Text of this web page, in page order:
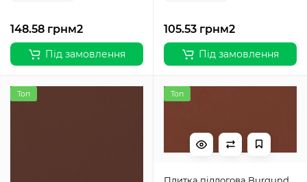
148.58 грнм2
Під замовлення
105.53 грнм2
Під замовлення
Топ Топ
Плитка підлогова Burgund